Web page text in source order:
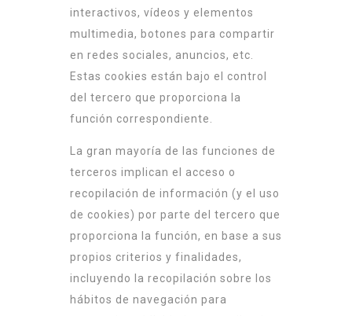
interactivos, vídeos y elementos
multimedia, botones para compartir
en redes sociales, anuncios, etc.
Estas cookies están bajo el control
del tercero que proporciona la
función correspondiente.
La gran mayoría de las funciones de
terceros implican el acceso o
recopilación de información (y el uso
de cookies) por parte del tercero que
proporciona la función, en base a sus
propios criterios y finalidades,
incluyendo la recopilación sobre los
hábitos de navegación para